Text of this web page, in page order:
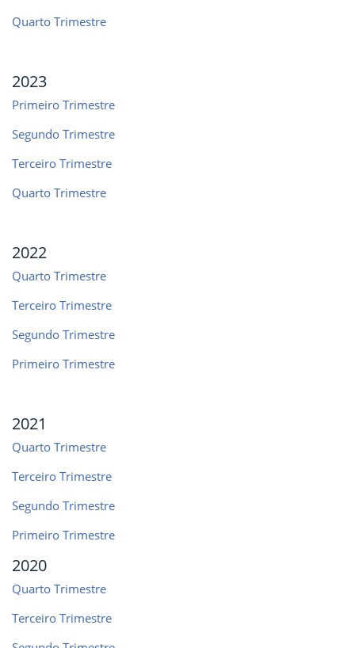
Quarto Trimestre
2023
Primeiro Trimestre
Segundo Trimestre
Terceiro Trimestre
Quarto Trimestre
2022
Quarto Trimestre
Terceiro Trimestre
Segundo Trimestre
Primeiro Trimestre
2021
Quarto Trimestre
Terceiro Trimestre
Segundo Trimestre
Primeiro Trimestre
2020
Quarto Trimestre
Terceiro Trimestre